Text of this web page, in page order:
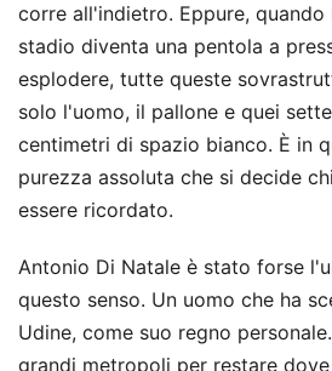
corre all'indietro. Eppure, quando
stadio diventa una pentola a
esplodere, tutte queste
solo l'uomo, il pallone e quei
centimetri di spazio bianco. È in
purezza assoluta che si decide
essere ricordato.
Antonio Di Natale è stato forse
questo senso. Un uomo che ha
Udine, come suo regno
grandi metropoli per restare